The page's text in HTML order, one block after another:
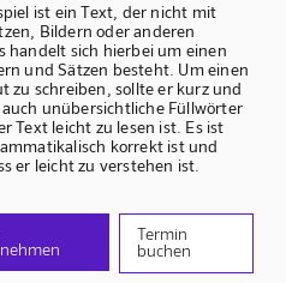
ist ein Text, der nicht mit
Bildern oder anderen
handelt sich hierbei um einen
und Sätzen besteht. Um einen
zu schreiben, sollte er kurz und
unübersichtliche Füllwörter
Text leicht zu lesen ist. Es ist
korrekt ist und
er leicht zu verstehen ist.
Termin
buchen